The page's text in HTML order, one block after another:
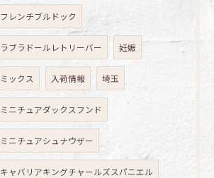
フレンチブルドック
ラブラドールレトリーバー 妊娠
ミックス 入荷情報 埼玉
ミニチュアダックスフンド
ミニチュアシュナウザー
キャバリアキングチャールズスパニエル